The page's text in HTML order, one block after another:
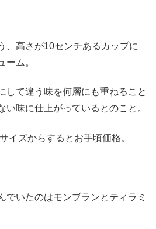
、高さが10センチあるカップに
ーム。
して違う味を何層にも重ねること
い味に仕上がっているとのこと。
イズからするとお手頃価格。
でいたのはモンブランとティラミ